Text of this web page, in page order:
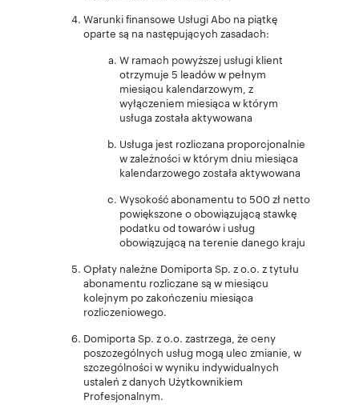
Warunki finansowe Usługi Abo na piątkę
oparte są na następujących zasadach:
W ramach powyższej usługi klient
otrzymuje 5 leadów w pełnym
miesiącu kalendarzowym, z
wyłączeniem miesiąca w którym
usługa została aktywowana
Usługa jest rozliczana proporcjonalnie
w zależności w którym dniu miesiąca
kalendarzowego została aktywowana
Wysokość abonamentu to 500 zł netto
powiększone o obowiązującą stawkę
podatku od towarów i usług
obowiązującą na terenie danego kraju
Opłaty należne Domiporta Sp. z o.o. z tytułu
abonamentu rozliczane są w miesiącu
kolejnym po zakończeniu miesiąca
rozliczeniowego.
Domiporta Sp. z o.o. zastrzega, że ceny
poszczególnych usług mogą ulec zmianie, w
szczególności w wyniku indywidualnych
ustaleń z danych Użytkownikiem
Profesjonalnym.